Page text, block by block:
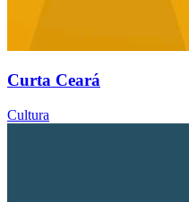
Curta Ceará
Cultura